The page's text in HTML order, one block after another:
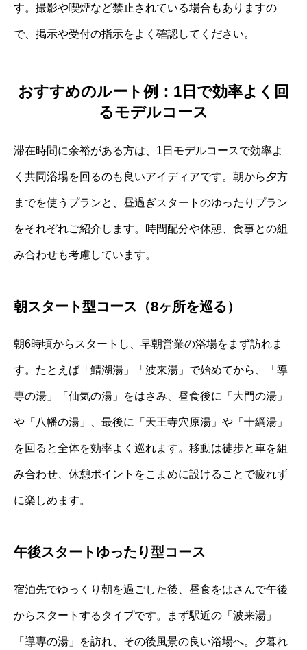
す。撮影や喫煙など禁止されている場合もありますの
で、掲示や受付の指示をよく確認してください。
おすすめのルート例：1日で効率よく回
るモデルコース
滞在時間に余裕がある方は、1日モデルコースで効率よ
く共同浴場を回るのも良いアイディアです。朝から夕方
までを使うプランと、昼過ぎスタートのゆったりプラン
をそれぞれご紹介します。時間配分や休憩、食事との組
み合わせも考慮しています。
朝スタート型コース（8ヶ所を巡る）
朝6時頃からスタートし、早朝営業の浴場をまず訪れま
す。たとえば「鯖湖湯」「波来湯」で始めてから、「導
専の湯」「仙気の湯」をはさみ、昼食後に「大門の湯」
や「八幡の湯」、最後に「天王寺穴原湯」や「十綱湯」
を回ると全体を効率よく巡れます。移動は徒歩と車を組
み合わせ、休憩ポイントをこまめに設けることで疲れず
に楽しめます。
午後スタートゆったり型コース
宿泊先でゆっくり朝を過ごした後、昼食をはさんで午後
からスタートするタイプです。まず駅近の「波来湯」
「導専の湯」を訪れ、その後風景の良い浴場へ。夕暮れ